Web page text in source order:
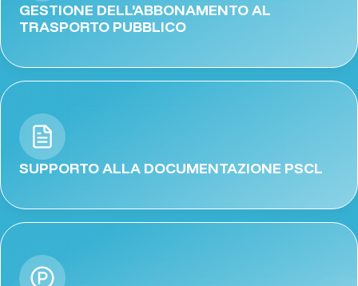
GESTIONE DELL'ABBONAMENTO AL
TRASPORTO PUBBLICO
SUPPORTO ALLA DOCUMENTAZIONE PSCL